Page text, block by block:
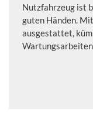
Nutzfahrzeug ist
guten Händen.
ausgestattet,